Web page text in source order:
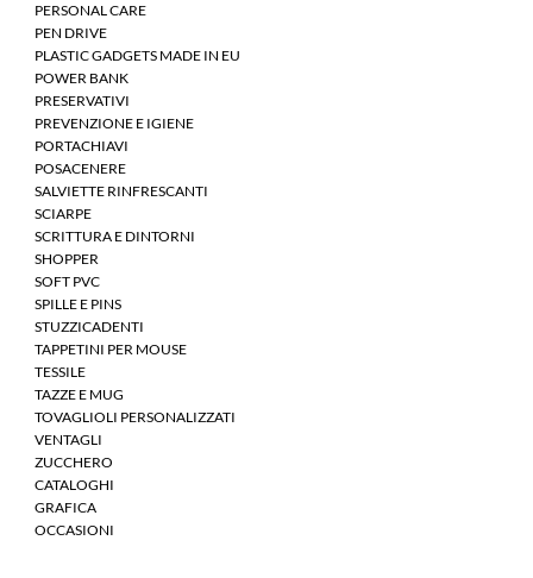
PERSONAL CARE
PEN DRIVE
PLASTIC GADGETS MADE IN EU
POWER BANK
PRESERVATIVI
PREVENZIONE E IGIENE
PORTACHIAVI
POSACENERE
SALVIETTE RINFRESCANTI
SCIARPE
SCRITTURA E DINTORNI
SHOPPER
SOFT PVC
SPILLE E PINS
STUZZICADENTI
TAPPETINI PER MOUSE
TESSILE
TAZZE E MUG
TOVAGLIOLI PERSONALIZZATI
VENTAGLI
ZUCCHERO
CATALOGHI
GRAFICA
OCCASIONI